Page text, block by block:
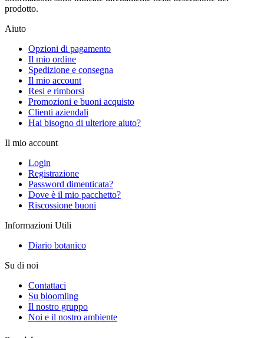
prodotto.
Aiuto
Opzioni di pagamento
Il mio ordine
Spedizione e consegna
Il mio account
Resi e rimborsi
Promozioni e buoni acquisto
Clienti aziendali
Hai bisogno di ulteriore aiuto?
Il mio account
Login
Registrazione
Password dimenticata?
Dove è il mio pacchetto?
Riscossione buoni
Informazioni Utili
Diario botanico
Su di noi
Contattaci
Su bloomling
Il nostro gruppo
Noi e il nostro ambiente